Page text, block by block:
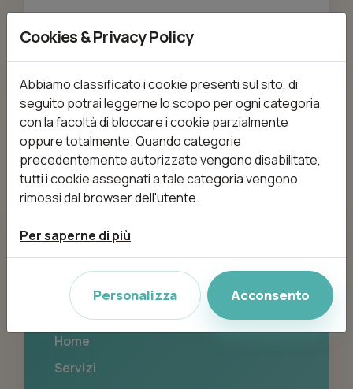
TRATTAMENTI
Nessun trattamento disponibile
Fantasy in the hair
Via Vittorio Emanuele 75, 98066 Patti (ME)
Navigazione
Home
Servizi
Cookies & Privacy Policy
Abbiamo classificato i cookie presenti sul sito, di
seguito potrai leggerne lo scopo per ogni categoria,
con la facoltà di bloccare i cookie parzialmente
oppure totalmente. Quando categorie
precedentemente autorizzate vengono disabilitate,
tutti i cookie assegnati a tale categoria vengono
rimossi dal browser dell'utente.
Per saperne di più
Personalizza Acconsento